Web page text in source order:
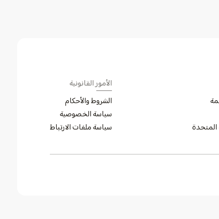
المتحدة
الأمور القانونية
الشروط والأحكام
سياسة الخصوصية
سياسة ملفات الارتباط